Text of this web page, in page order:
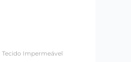
Tecido Impermeável